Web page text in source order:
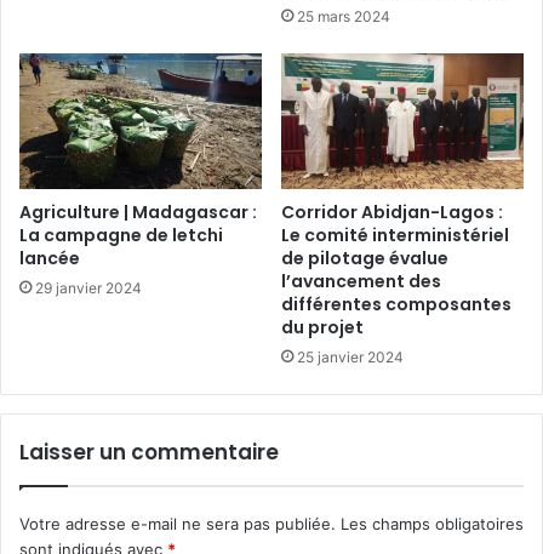
25 mars 2024
Agriculture | Madagascar :
La campagne de letchi
lancée
29 janvier 2024
Corridor Abidjan-Lagos :
Le comité interministériel
de pilotage évalue
l’avancement des
différentes composantes
du projet
25 janvier 2024
Laisser un commentaire
Votre adresse e-mail ne sera pas publiée. Les champs obligatoires
sont indiqués avec *